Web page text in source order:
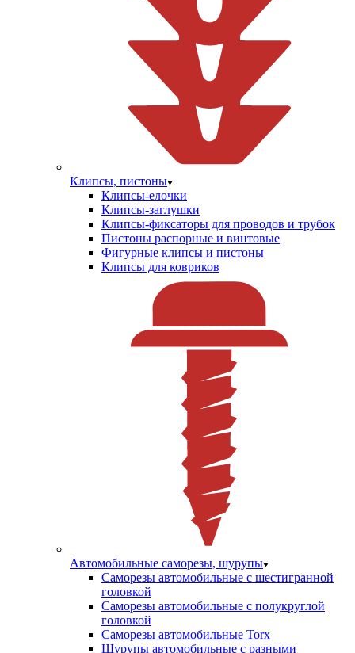
Клипсы, пистоны
Клипсы-елочки
Клипсы-заглушки
Клипсы-фиксаторы для проводов и трубок
Пистоны распорные и винтовые
Фигурные клипсы и пистоны
Клипсы для ковриков
Автомобильные саморезы, шурупы
Саморезы автомобильные с шестигранной
головкой
Саморезы автомобильные с полукруглой
головкой
Саморезы автомобильные Torx
Шурупы автомобильные с разными